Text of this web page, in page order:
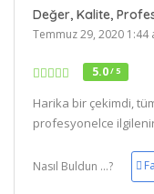
Değer, Kalite,
Temmuz 29, 2020 1:44
5.0/ 5
Harika bir çekimdi,
profesyonelce
Nasıl Buldun ...?